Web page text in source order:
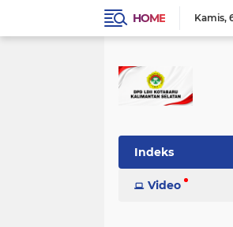
HOME Kamis
Indeks
Video